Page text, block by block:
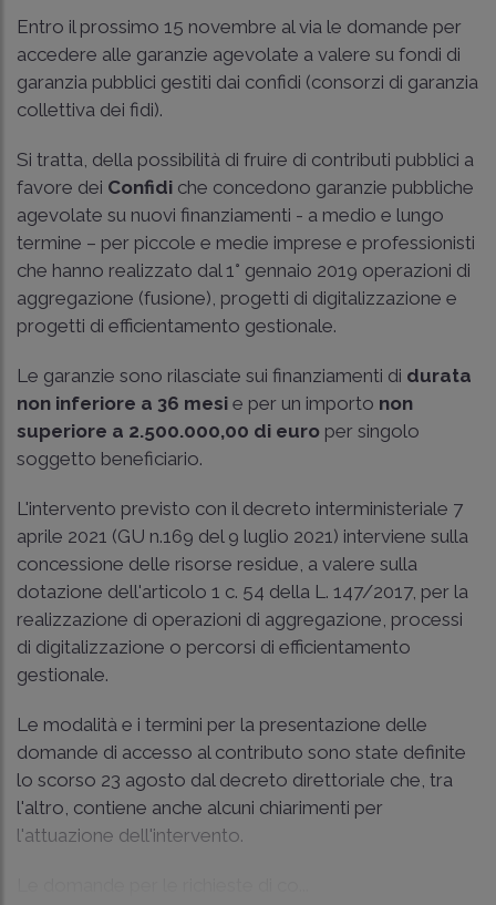
Entro il prossimo 15 novembre al via le domande per
accedere alle garanzie agevolate a valere su fondi di
garanzia pubblici gestiti dai confidi (consorzi di garanzia
collettiva dei fidi).
Si tratta, della possibilità di fruire di contributi pubblici a
favore dei Confidi che concedono garanzie pubbliche
agevolate su nuovi finanziamenti - a medio e lungo
termine – per piccole e medie imprese e professionisti
che hanno realizzato dal 1° gennaio 2019 operazioni di
aggregazione (fusione), progetti di digitalizzazione e
progetti di efficientamento gestionale.
Le garanzie sono rilasciate sui finanziamenti di durata
non inferiore a 36 mesi e per un importo non
superiore a 2.500.000,00 di euro per singolo
soggetto beneficiario.
L'intervento previsto con il decreto interministeriale 7
aprile 2021 (GU n.169 del 9 luglio 2021) interviene sulla
concessione delle risorse residue, a valere sulla
dotazione dell'articolo 1 c. 54 della L. 147/2017, per la
realizzazione di operazioni di aggregazione, processi
di digitalizzazione o percorsi di efficientamento
gestionale.
Le modalità e i termini per la presentazione delle
domande di accesso al contributo sono state definite
lo scorso 23 agosto dal decreto direttoriale che, tra
l'altro, contiene anche alcuni chiarimenti per
l'attuazione dell'intervento.